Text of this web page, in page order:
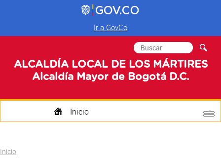
Ir a GovCo
ALCALDÍA LOCAL DE LOS MÁRTIRES
Alcaldía Mayor de Bogotá D.C.
Formulario de
búsqueda
Buscar
Inicio
Usted está aquí
Inicio